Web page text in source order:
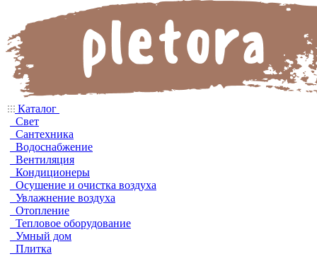
Каталог
Свет
Сантехника
Водоснабжение
Вентиляция
Кондиционеры
Осушение и очистка воздуха
Увлажнение воздуха
Отопление
Тепловое оборудование
Умный дом
Плитка